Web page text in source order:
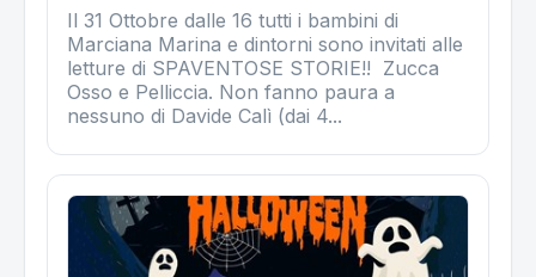
Il 31 Ottobre dalle 16 tutti i bambini di
Marciana Marina e dintorni sono invitati alle
letture di SPAVENTOSE STORIE!! Zucca
Osso e Pelliccia. Non fanno paura a
nessuno di Davide Calì (dai 4...